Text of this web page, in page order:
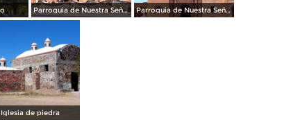
Parroquia de Nuestra Señora de los Dolores Parroquia de Nuestra Señora de los Dolores
Iglesia de piedra